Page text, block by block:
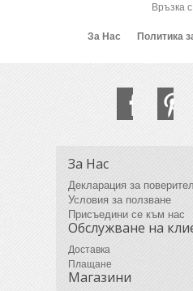
Връзка
За Нас Политика
За Нас
Декларация за
Условия за ползване
Присъедини се към нас
Обслужване на
Доставка
Плащане
Магазини